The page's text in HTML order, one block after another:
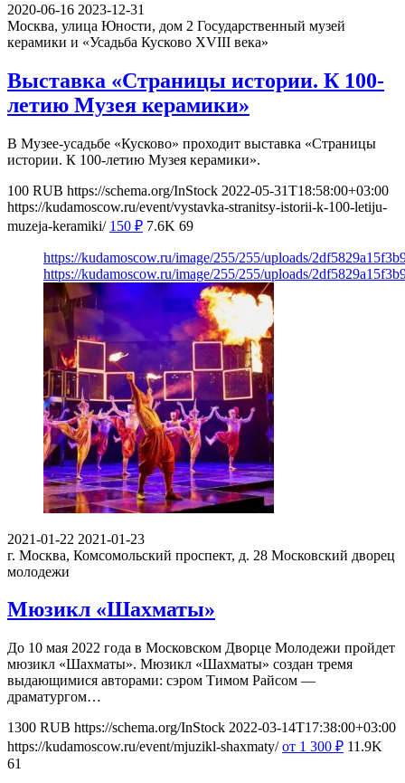
2020-06-16 2023-12-31
Москва, улица Юности, дом 2 Государственный музей
керамики и «Усадьба Кусково XVIII века»
Выставка «Страницы истории. К 100-
летию Музея керамики»
В Музее-усадьбе «Кусково» проходит выставка «Страницы
истории. К 100-летию Музея керамики».
100 RUB https://schema.org/InStock 2022-05-31T18:58:00+03:00
https://kudamoscow.ru/event/vystavka-stranitsy-istorii-k-100-letiju-
muzeja-keramiki/ 150 ₽ 7.6K 69
https://kudamoscow.ru/image/255/255/uploads/
https://kudamoscow.ru/image/255/255/uploads/
2021-01-22 2021-01-23
г. Москва, Комсомольский проспект, д. 28 Московский дворец
молодежи
Мюзикл «Шахматы»
До 10 мая 2022 года в Московском Дворце Молодежи пройдет
мюзикл «Шахматы». Мюзикл «Шахматы» создан тремя
выдающимися авторами: сэром Тимом Райсом —
драматургом…
1300 RUB https://schema.org/InStock 2022-03-14T17:38:00+03:00
https://kudamoscow.ru/event/mjuzikl-shaxmaty/ от 1 300 ₽ 11.9K
61